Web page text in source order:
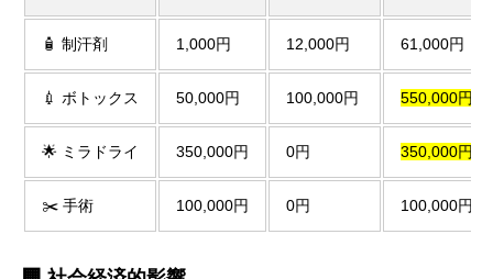
🧴 制汗剤 1,000円 12,000円 61,000円
💉 ボトックス 50,000円 100,000円 550,000円
🌟 ミラドライ 350,000円 0円 350,000円
✂️ 手術 100,000円 0円 100,000円